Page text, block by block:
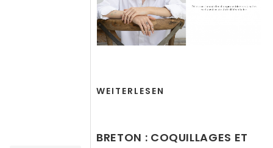
WEITERLESEN
BRETON : COQUILLAGES ET